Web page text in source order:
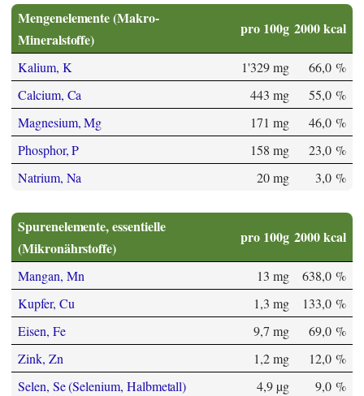
Mengenelemente (Makro-
Mineralstoffe)
pro 100g 2000 kcal
Kalium, K 1'329 mg
66,0 %
Calcium, Ca
443 mg
55,0 %
Magnesium, Mg
171 mg
46,0 %
Phosphor, P
158 mg
23,0 %
Natrium, Na
20 mg 3,0 %
Spurenelemente, essentielle
(Mikronährstoffe)
pro 100g 2000 kcal
Mangan, Mn 13 mg
638,0 %
Kupfer, Cu
1,3 mg
133,0 %
Eisen, Fe
9,7 mg
69,0 %
Zink, Zn
1,2 mg
12,0 %
Selen, Se (Selenium, Halbmetall)
4,9 µg
9,0 %